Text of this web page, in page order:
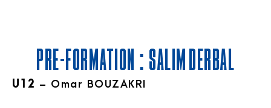
PRE-FORMATION : SALIM DERBAL
U12 – Omar BOUZAKRI